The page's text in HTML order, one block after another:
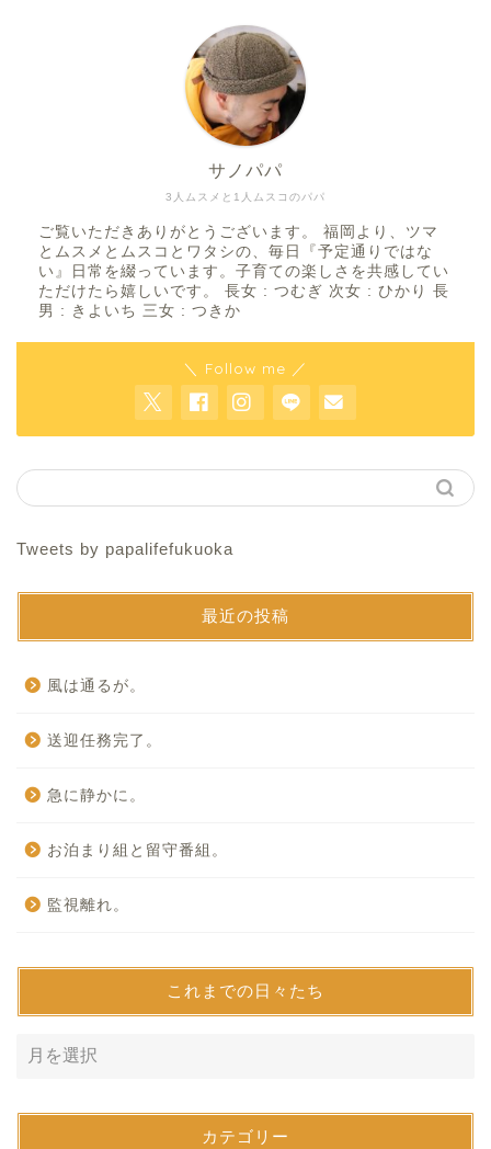
3人ムスメと1人ムスコのパパ
サノパパ
ご覧いただきありがとうございます。 福岡より、ツマ
とムスメとムスコとワタシの、毎日『予定通りではな
い』日常を綴っています。子育ての楽しさを共感してい
ただけたら嬉しいです。 長女 : つむぎ 次女 : ひかり 長
男 : きよいち 三女 : つきか
＼ Follow me ／
Tweets by papalifefukuoka
最近の投稿
風は通るが。
送迎任務完了。
急に静かに。
お泊まり組と留守番組。
監視離れ。
これまでの日々たち
カテゴリー